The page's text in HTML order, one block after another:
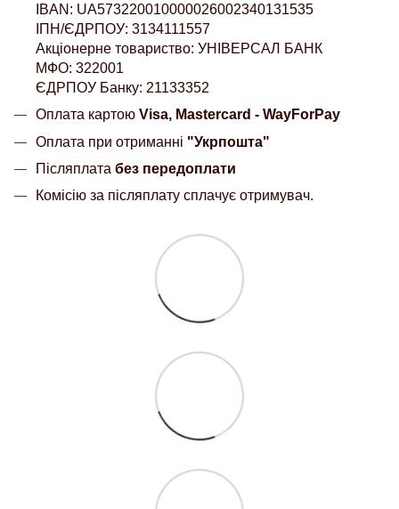
IBAN: UA573220010000026002340131535
ІПН/ЄДРПОУ: 3134111557
Акціонерне товариство: УНІВЕРСАЛ БАНК
МФО: 322001
ЄДРПОУ Банку: 21133352
Оплата картою Visa, Mastercard - WayForPay
Оплата при отриманні "Укрпошта"
Післяплата без передоплати
Комісію за післяплату сплачує отримувач.